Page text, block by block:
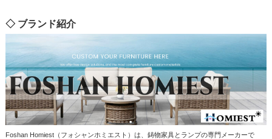
◇ ブランド紹介
Foshan Homiest（フォシャンホミエスト）は、鋳物家具とランプの専門メーカーで